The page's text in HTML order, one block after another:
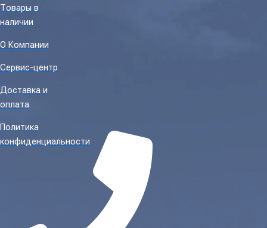
Товары в
наличии
О Компании
Сервис-центр
Доставка и
оплата
Политика
конфиденциальности